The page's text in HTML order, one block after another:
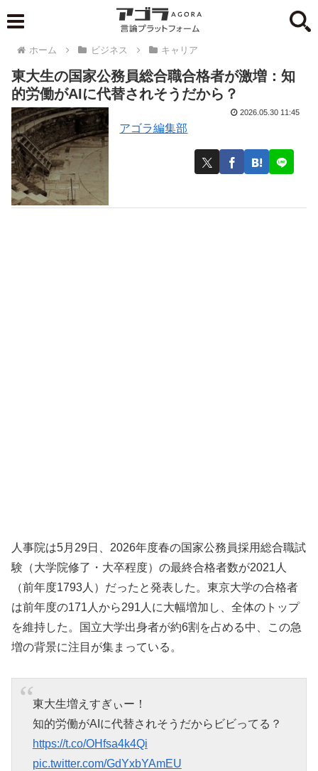
ホーム ビジネス キャリア
東大生の国家公務員総合職合格者が激増：知
的労働がAIに代替されそうだから？
アゴラ編集部
2026.05.30 11:45
人事院は5月29日、2026年度春の国家公務員採用総合職試
験（大学院修了・大卒程度）の最終合格者数が2021人
（前年度1793人）だったと発表した。東京大学の合格者
は前年度の171人から291人に大幅増加し、全体のトップ
を維持した。国立大学出身者が約6割を占める中、この急
増の背景に注目が集まっている。
東大生増えすぎぃー！
知的労働がAIに代替されそうだからビビってる？
https://t.co/OHfsa4k4Qi
pic.twitter.com/GdYxbYAmEU